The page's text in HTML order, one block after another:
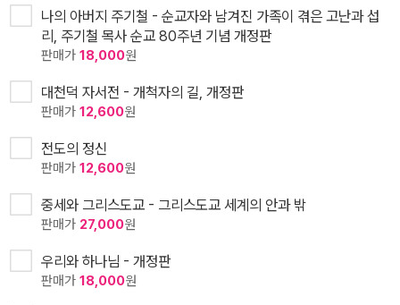
나의 아버지 주기철 - 순교자와 남겨진 가족이 겪은 고난과 섭
리, 주기철 목사 순교 80주년 기념 개정판
판매가 18,000원
대천덕 자서전 - 개척자의 길, 개정판
판매가 12,600원
전도의 정신
판매가 12,600원
중세와 그리스도교 - 그리스도교 세계의 안과 밖
판매가 27,000원
우리와 하나님 - 개정판
판매가 18,000원